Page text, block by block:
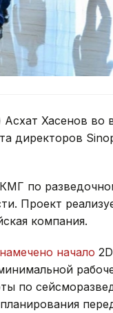
Хасенов во
директоров
по
Проект
компания.
намечено начало
по